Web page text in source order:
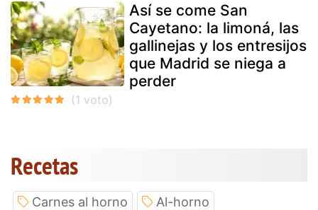
Así se come San
Cayetano: la limoná, las
gallinejas y los entresijos
que Madrid se niega a
perder
Recetas
Carnes al horno
Al-horno